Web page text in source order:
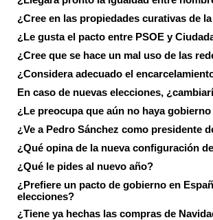
¿Cree en las propiedades curativas de
¿Le gusta el pacto entre PSOE y
¿Cree que se hace un mal uso de las
¿Considera adecuado el
En caso de nuevas elecciones,
¿Le preocupa que aún no haya
¿Ve a Pedro Sánchez como presidente
¿Qué opina de la nueva configuración
¿Qué le pides al nuevo año?
¿Prefiere un pacto de gobierno en
elecciones?
¿Tiene ya hechas las compras de